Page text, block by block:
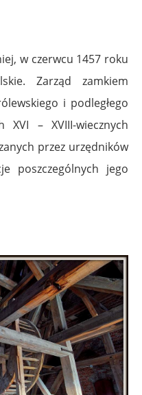
w czerwcu 1457 roku
Zarząd zamkiem
i podległego
– XVIII-wiecznych
przez urzędników
poszczególnych jego